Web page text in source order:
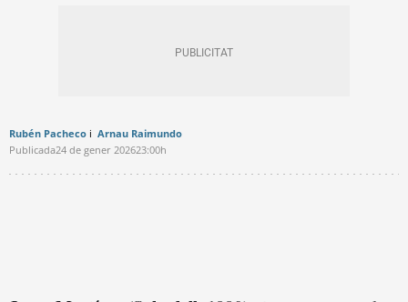
Rubén Pacheco
Arnau Raimundo
Publicada24 de gener 202623:00h